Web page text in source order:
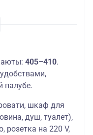
405–410.
палубе.
шкаф для
душ, туалет),
розетка на 220 V,